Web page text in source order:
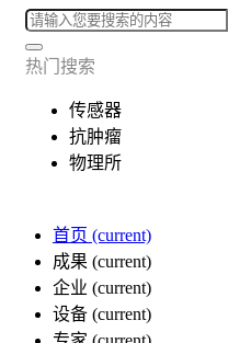
热门搜索
传感器
抗肿瘤
物理所
首页 (current)
成果 (current)
企业 (current)
设备 (current)